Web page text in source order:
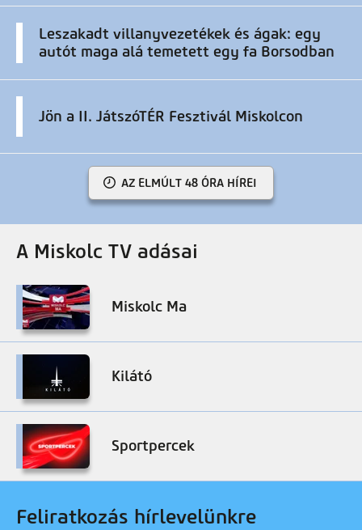
Leszakadt villanyvezetékek és ágak: egy
autót maga alá temetett egy fa Borsodban
Jön a II. JátszóTÉR Fesztivál Miskolcon
AZ ELMÚLT 48 ÓRA HÍREI
A Miskolc TV adásai
Miskolc Ma
Kilátó
Sportpercek
Feliratkozás hírlevelünkre